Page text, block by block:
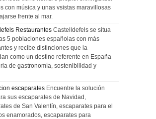
con música y unas vsistas maravillosas
frente al mar.
Restaurantes Castelldefels se situa
5 poblaciones españolas con más
y recibe distinciones que la
como un destino referente en España
de gastronomía, sostenibilidad y
escaparates Encuentre la solución
sus escaparates de Navidad,
de San Valentín, escaparates para el
enamorados, escaparates para